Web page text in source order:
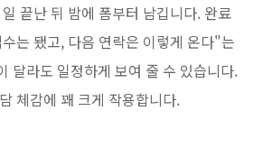
끝난 뒤 밤에 폼부터 남깁니다. 완료
는 됐고, 다음 연락은 이렇게 온다"는
달라도 일정하게 보여 줄 수 있습니다.
체감에 꽤 크게 작용합니다.